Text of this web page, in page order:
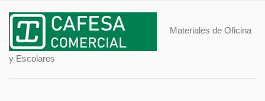
Materiales de Oficina
y Escolares